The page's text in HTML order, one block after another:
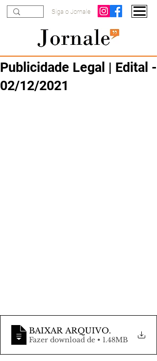
Siga o Jornale
Publicidade Legal | Edital -
02/12/2021
BAIXAR ARQUIVO.
Fazer download de • 1.48MB